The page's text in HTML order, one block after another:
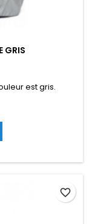
GRIS
est gris.
favorite_border